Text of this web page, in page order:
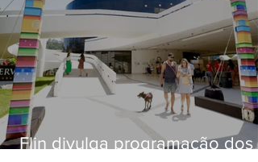
Flin divulga programação dos